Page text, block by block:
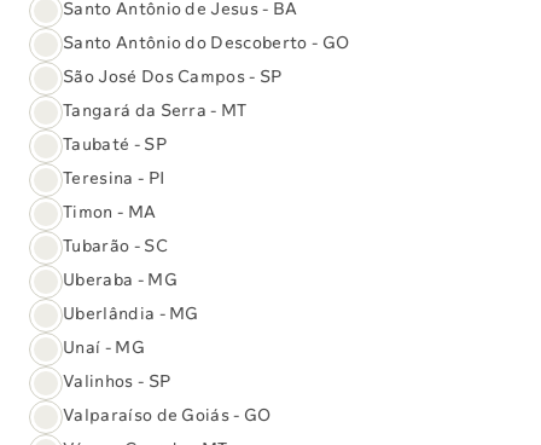
Preparo de exames
Aqui você encontra a lista de exames que
realizamos e os preparos necessários, são mais de
+3,5mil tipos de exames disponíveis em todo Brasil
Santo Antônio de Jesus - BA
Santo Antônio do Descoberto - GO
São José Dos Campos - SP
Tangará da Serra - MT
Taubaté - SP
Teresina - PI
Timon - MA
Tubarão - SC
Uberaba - MG
Uberlândia - MG
Unaí - MG
Valinhos - SP
Valparaíso de Goiás - GO